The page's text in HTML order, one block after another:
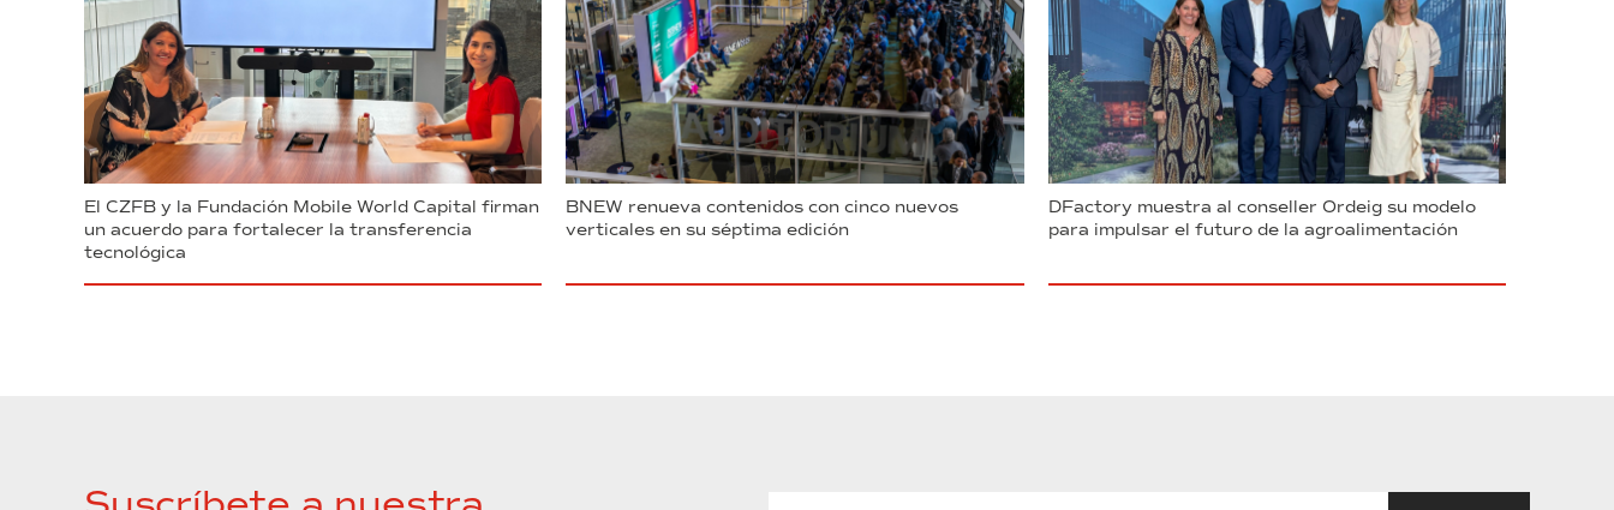
El CZFB y la Fundación Mobile World Capital firman
un acuerdo para fortalecer la transferencia
tecnológica
BNEW renueva contenidos con cinco nuevos
verticales en su séptima edición
DFactory muestra al conseller Ordeig su modelo
para impulsar el futuro de la agroalimentación